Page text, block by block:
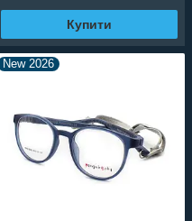
Купити
New 2026